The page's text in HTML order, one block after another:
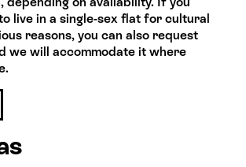
live in a single-sex flat for cultural
reasons, you can also request
we will accommodate it where